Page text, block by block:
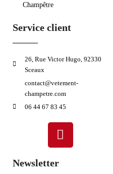
Champêtre
Service client
26, Rue Victor Hugo, 92330
Sceaux
contact@vetement-
champetre.com
06 44 67 83 45
Newsletter